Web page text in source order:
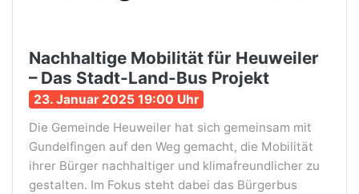
Nachhaltige Mobilität für Heuweiler
– Das Stadt-Land-Bus Projekt
23. Januar 2025 19:00 Uhr
Die Gemeinde Heuweiler hat sich gemeinsam mit
Gundelfingen auf den Weg gemacht, die Mobilität
ihrer Bürger nachhaltiger und klimafreundlicher zu
gestalten. Im Fokus steht dabei das Bürgerbus